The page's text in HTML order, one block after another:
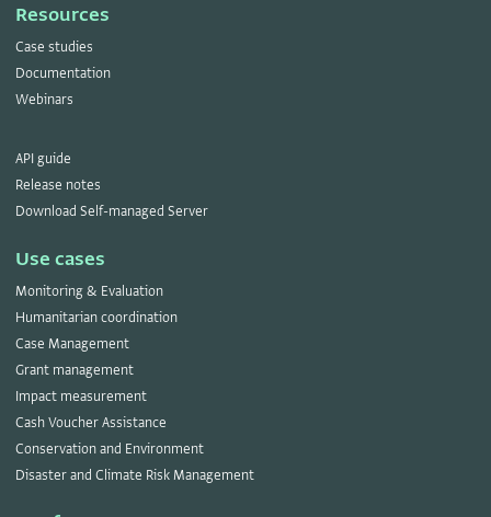
Resources
Case studies
Documentation
Webinars
API guide
Release notes
Download Self-managed Server
Use cases
Monitoring & Evaluation
Humanitarian coordination
Case Management
Grant management
Impact measurement
Cash Voucher Assistance
Conservation and Environment
Disaster and Climate Risk Management